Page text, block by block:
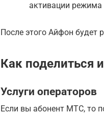
активации
После этого Айфон будет
Как поделиться
Услуги операторов
Если вы абонент МТС, то